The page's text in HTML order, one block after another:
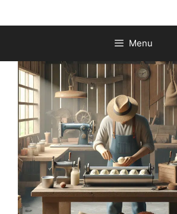
Menu